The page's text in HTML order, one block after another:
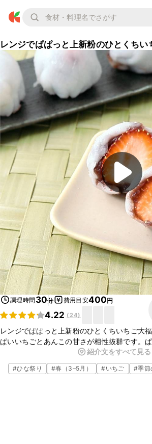
レンジでぱぱっと上新粉のひとくちい
調理時間 30分 費用目安400円
4.22 (24)
レンジでぱぱっと上新粉のひとくちいちご大
ぱいいちごとあんこの甘さが相性抜群です。
る食べやすいサイズになっています。お好み
を入れてもいいですね。
紹介文をすべて見る
#ひな祭り #春（3–5月） #いちご #季節